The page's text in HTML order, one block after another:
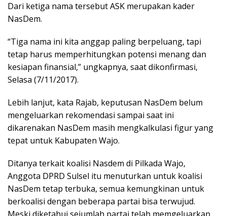
Dari ketiga nama tersebut ASK merupakan kader
NasDem.
“Tiga nama ini kita anggap paling berpeluang, tapi
tetap harus memperhitungkan potensi menang dan
kesiapan finansial,” ungkapnya, saat dikonfirmasi,
Selasa (7/11/2017).
Lebih lanjut, kata Rajab, keputusan NasDem belum
mengeluarkan rekomendasi sampai saat ini
dikarenakan NasDem masih mengkalkulasi figur yang
tepat untuk Kabupaten Wajo.
Ditanya terkait koalisi Nasdem di Pilkada Wajo,
Anggota DPRD Sulsel itu menuturkan untuk koalisi
NasDem tetap terbuka, semua kemungkinan untuk
berkoalisi dengan beberapa partai bisa terwujud.